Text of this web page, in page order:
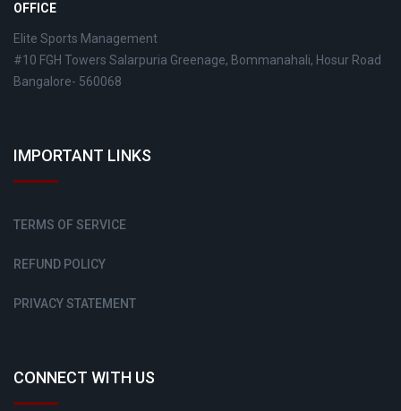
OFFICE
Elite Sports Management
#10 FGH Towers Salarpuria Greenage, Bommanahali, Hosur Road
Bangalore- 560068
IMPORTANT LINKS
TERMS OF SERVICE
REFUND POLICY
PRIVACY STATEMENT
CONNECT WITH US